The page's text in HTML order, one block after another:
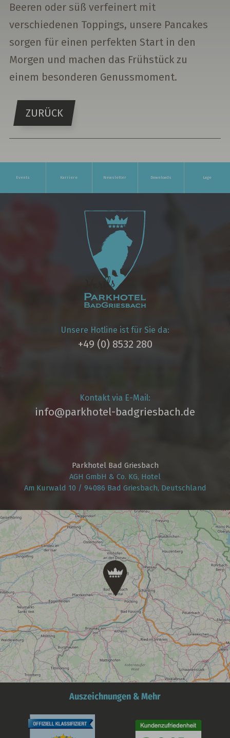
Beeren oder süß verfeinert mit
verschiedenen Toppings, unsere Pancakes
sorgen für einen perfekten Start in den
Morgen und machen das Frühstück zu
einem besonderen Genussmoment.
ZURÜCK
Events Karriere Newsletter Downloads Lage
Unsere Hotline ist für Sie da:
+49 (0) 8532 280
Kontakt via E-Mail:
info@parkhotel­-badgriesbach.de
Parkhotel Bad Griesbach
AGH GmbH & Co. KG, Hotel
Am Kurwald 10 / 94086 Bad Griesbach, Deutschland
Auszeichnungen & Mehr